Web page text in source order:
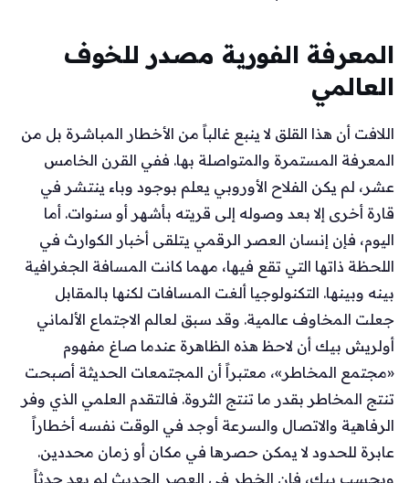
المعرفة الفورية مصدر للخوف
العالمي
اللافت أن هذا القلق لا ينبع غالباً من الأخطار المباشرة بل من
المعرفة المستمرة والمتواصلة بها. ففي القرن الخامس
عشر، لم يكن الفلاح الأوروبي يعلم بوجود وباء ينتشر في
قارة أخرى إلا بعد وصوله إلى قريته بأشهر أو سنوات. أما
اليوم، فإن إنسان العصر الرقمي يتلقى أخبار الكوارث في
اللحظة ذاتها التي تقع فيها، مهما كانت المسافة الجغرافية
بينه وبينها. التكنولوجيا ألغت المسافات لكنها بالمقابل
جعلت المخاوف عالمية. وقد سبق لعالم الاجتماع الألماني
أولريش بيك أن لاحظ هذه الظاهرة عندما صاغ مفهوم
«مجتمع المخاطر»، معتبراً أن المجتمعات الحديثة أصبحت
تنتج المخاطر بقدر ما تنتج الثروة. فالتقدم العلمي الذي وفر
الرفاهية والاتصال والسرعة أوجد في الوقت نفسه أخطاراً
عابرة للحدود لا يمكن حصرها في مكان أو زمان محددين.
وبحسب بيك، فإن الخطر في العصر الحديث لم يعد حدثاً